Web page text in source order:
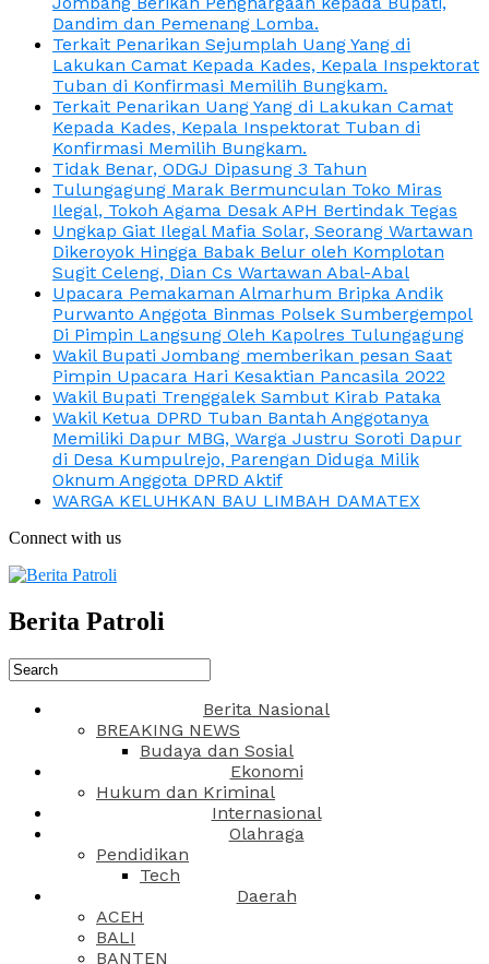
Dandim dan Pemenang Lomba.
Terkait Penarikan Sejumplah Uang Yang di
Lakukan Camat Kepada Kades, Kepala Inspektorat
Tuban di Konfirmasi Memilih Bungkam.
Terkait Penarikan Uang Yang di Lakukan Camat
Kepada Kades, Kepala Inspektorat Tuban di
Konfirmasi Memilih Bungkam.
Tidak Benar, ODGJ Dipasung 3 Tahun
Tulungagung Marak Bermunculan Toko Miras
Ilegal, Tokoh Agama Desak APH Bertindak Tegas
Ungkap Giat Ilegal Mafia Solar, Seorang Wartawan
Dikeroyok Hingga Babak Belur oleh Komplotan
Sugit Celeng, Dian Cs Wartawan Abal-Abal
Upacara Pemakaman Almarhum Bripka Andik
Purwanto Anggota Binmas Polsek Sumbergempol
Di Pimpin Langsung Oleh Kapolres Tulungagung
Wakil Bupati Jombang memberikan pesan Saat
Pimpin Upacara Hari Kesaktian Pancasila 2022
Wakil Bupati Trenggalek Sambut Kirab Pataka
Wakil Ketua DPRD Tuban Bantah Anggotanya
Memiliki Dapur MBG, Warga Justru Soroti Dapur
di Desa Kumpulrejo, Parengan Diduga Milik
Oknum Anggota DPRD Aktif
WARGA KELUHKAN BAU LIMBAH DAMATEX
Connect with us
Berita Patroli
Berita Nasional
BREAKING NEWS
Budaya dan Sosial
Ekonomi
Hukum dan Kriminal
Internasional
Olahraga
Pendidikan
Tech
Daerah
ACEH
BALI
BANTEN